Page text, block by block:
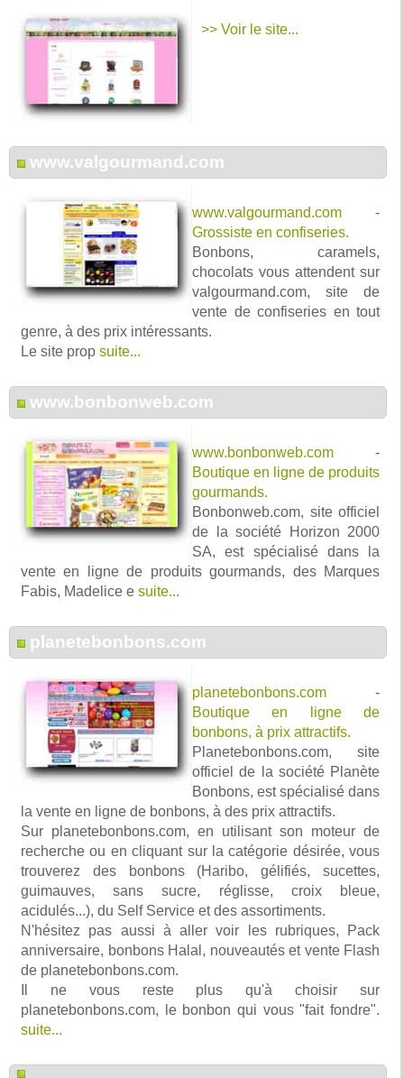
>> Voir le site...
www.valgourmand.com
www.valgourmand.com -
Grossiste en confiseries.
Bonbons, caramels,
chocolats vous attendent sur
valgourmand.com, site de
vente de confiseries en tout
genre, à des prix intéressants.
Le site prop suite...
www.bonbonweb.com
www.bonbonweb.com -
Boutique en ligne de produits
gourmands.
Bonbonweb.com, site officiel
de la société Horizon 2000
SA, est spécialisé dans la
vente en ligne de produits gourmands, des Marques
Fabis, Madelice e suite...
planetebonbons.com
planetebonbons.com -
Boutique en ligne de
bonbons, à prix attractifs.
Planetebonbons.com, site
officiel de la société Planète
Bonbons, est spécialisé dans
la vente en ligne de bonbons, à des prix attractifs.
Sur planetebonbons.com, en utilisant son moteur de
recherche ou en cliquant sur la catégorie désirée, vous
trouverez des bonbons (Haribo, gélifiés, sucettes,
guimauves, sans sucre, réglisse, croix bleue,
acidulés...), du Self Service et des assortiments.
N'hésitez pas aussi à aller voir les rubriques, Pack
anniversaire, bonbons Halal, nouveautés et vente Flash
de planetebonbons.com.
Il ne vous reste plus qu'à choisir sur
planetebonbons.com, le bonbon qui vous "fait fondre".
suite...